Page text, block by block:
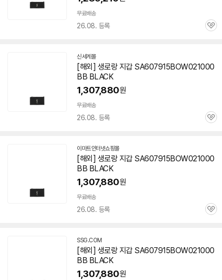
무료배송
26.08. 등록
관
신세계몰
[해외] 생로랑 지갑 SA607915BOW021000
BB BLACK
1,307,880원
무료배송
26.08. 등록
관
이마트인터넷쇼핑몰
[해외] 생로랑 지갑 SA607915BOW021000
BB BLACK
1,307,880원
무료배송
26.08. 등록
관
SSG.COM
[해외] 생로랑 지갑 SA607915BOW021000
BB BLACK
1,307,880원